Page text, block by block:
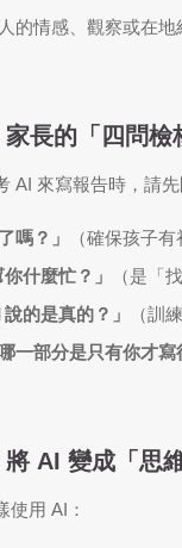
的情感、觀察或在地
長的「四問檢
AI 來寫報告時，請先
嗎？」
（確保孩子
什麼忙？」
（是「
的是真的？」
（訓
一部分是只有你才寫
AI 變成「思
使用 AI：